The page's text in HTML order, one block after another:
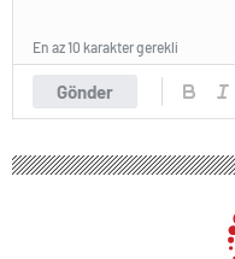
Gönder
En az 10 karakter gerekli